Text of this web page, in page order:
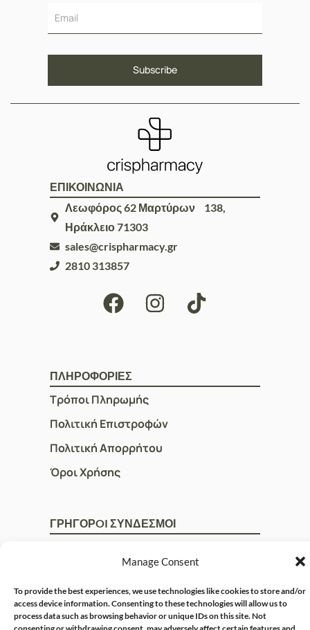
Manage Consent
To provide the best experiences, we use technologies like cookies to store and/or
access device information. Consenting to these technologies will allow us to
process data such as browsing behavior or unique IDs on this site. Not
ΕΠΙΚΟΙΝΩΝΙΑ
Λεωφόρος 62 Μαρτύρων 138,
Ηράκλειο 71303
sales@crispharmacy.gr
2810 313857
ΠΛΗΡΟΦΟΡΙΕΣ
Τρόποι Πληρωμής
Πολιτική Επιστροφών
Πολιτική Απορρήτου
Όροι Χρήσης
ΓΡΗΓΟΡOI ΣΥΝΔΕΣΜΟΙ
Επικοινωνία